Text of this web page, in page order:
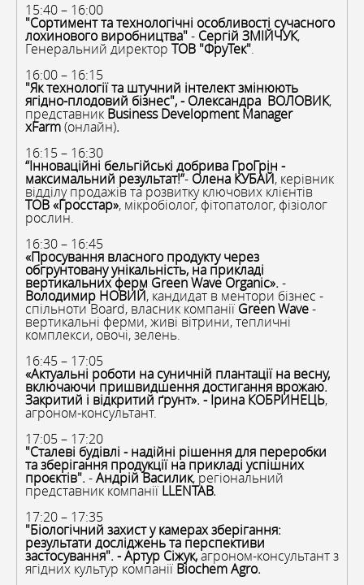
15:40 – 16:00
"Сортимент та технологічні особливості сучасного
лохинового виробництва"- Сергій ЗМІЙЧУК,
Генеральний директор ТОВ "ФруТек".
16:00 – 16:15
"Як технології та штучний інтелект змінюють
ягідно-плодовий бізнес", - Олександра ВОЛОВИК,
представник Business Development Manager
xFarm(онлайн).
16:15 – 16:30
“Інноваційні бельгійські добрива ГроГрін -
максимальний результат!”- Олена КУБАЙ, керівник
відділу продажів та розвитку ключових клієнтів
ТОВ «Гросстар», мікробіолог, фітопатолог, фізіолог
рослин.
16:30 – 16:45
«Просування власного продукту через
обгрунтовану унікальність, на прикладі
вертикальних ферм Green Wave Organic». -
Володимир НОВИЙ, кандидат в ментори бізнес -
спільноти Board, власник компанії Green Wave-
вертикальні ферми, живі вітрини, тепличні
комплекси, овочі, зелень.
16:45 – 17:05
«Актуальні роботи на суничній плантації на весну,
включаючи пришвидшення достигання врожаю.
Закритий і відкритий ґрунт». - Ірина КОБРИНЕЦЬ,
агроном-консультант.
17:05 – 17:20
"Сталеві будівлі - надійні рішення для переробки
та зберігання продукції на прикладі успішних
проєктів". -Андрій Василик, регіональний
представник компанії LLENTAB.
17:20 – 17:35
"Біологічний захист у камерах зберігання:
результати досліджень та перспективи
застосування". - Артур Сіжук,агроном-консультант з
ягідних культур компанії Biochem Agro.